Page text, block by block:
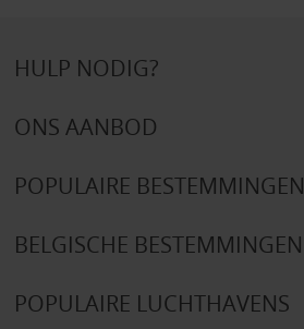
HULP NODIG?
ONS AANBOD
POPULAIRE BESTEMMINGEN
BELGISCHE BESTEMMINGEN
POPULAIRE LUCHTHAVENS